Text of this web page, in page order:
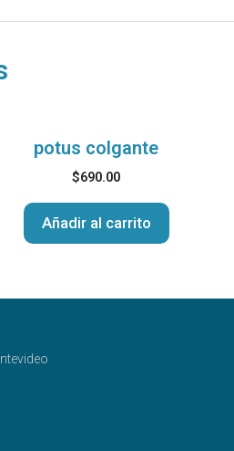
potus colgante
$690.00
Añadir al carrito